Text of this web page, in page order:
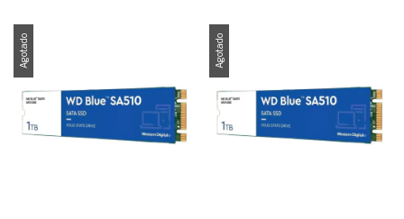
Agotado Agotado